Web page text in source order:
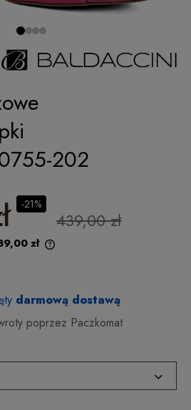
202
439,00 zł
-21%
zł
darmową dostawą
poprzez Paczkomat